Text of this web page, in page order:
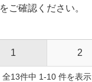
をご確認ください。
1 2
全13件中 1-10 件を表示